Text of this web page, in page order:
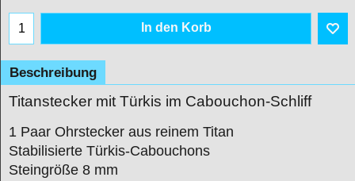
In den Korb
Beschreibung
Titanstecker mit Türkis im Cabouchon-Schliff
1 Paar Ohrstecker aus reinem Titan
Stabilisierte Türkis-Cabouchons
Steingröße 8 mm